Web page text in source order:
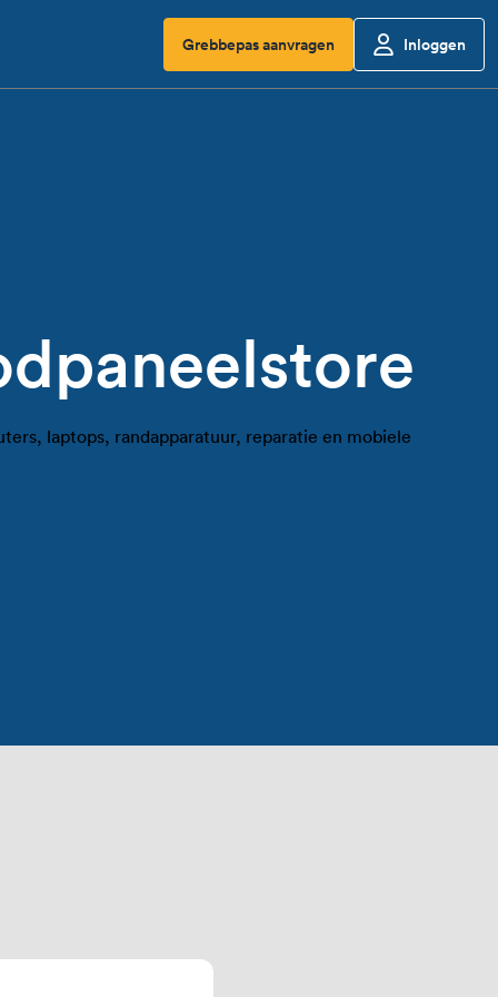
Grebbepas aanvragen Inloggen
laptops, randapparatuur, reparatie en mobiele